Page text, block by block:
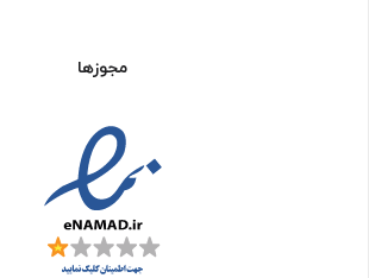
مجوزها